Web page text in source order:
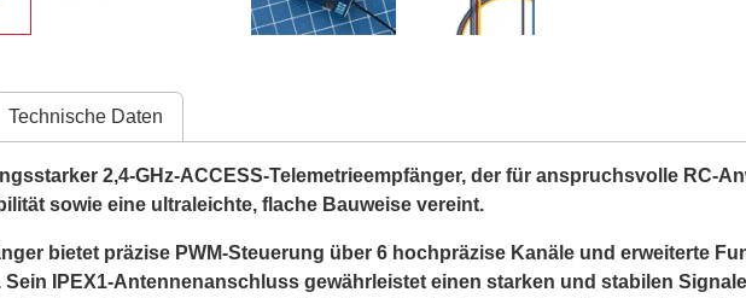
Technische Daten
2,4-GHz-ACCESS-Telemetrieempfänger, der für anspruchsvolle RC-
sowie eine ultraleichte, flache Bauweise vereint.
bietet präzise PWM-Steuerung über 6 hochpräzise Kanäle und erweiterte
Sein IPEX1-Antennenanschluss gewährleistet einen starken und stabilen